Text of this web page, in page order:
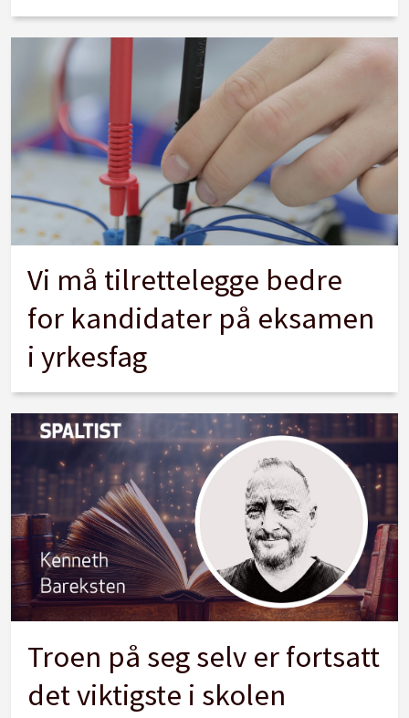
Vi må tilrettelegge bedre
for kandidater på eksamen
i yrkesfag
Troen på seg selv er fortsatt
det viktigste i skolen